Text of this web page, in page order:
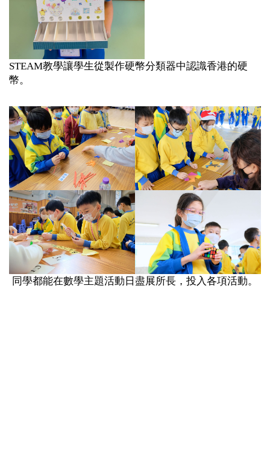
STEAM教學讓學生從製作硬幣分類器中認識香港的硬
幣。
同學都能在數學主題活動日盡展所長，投入各項活動。